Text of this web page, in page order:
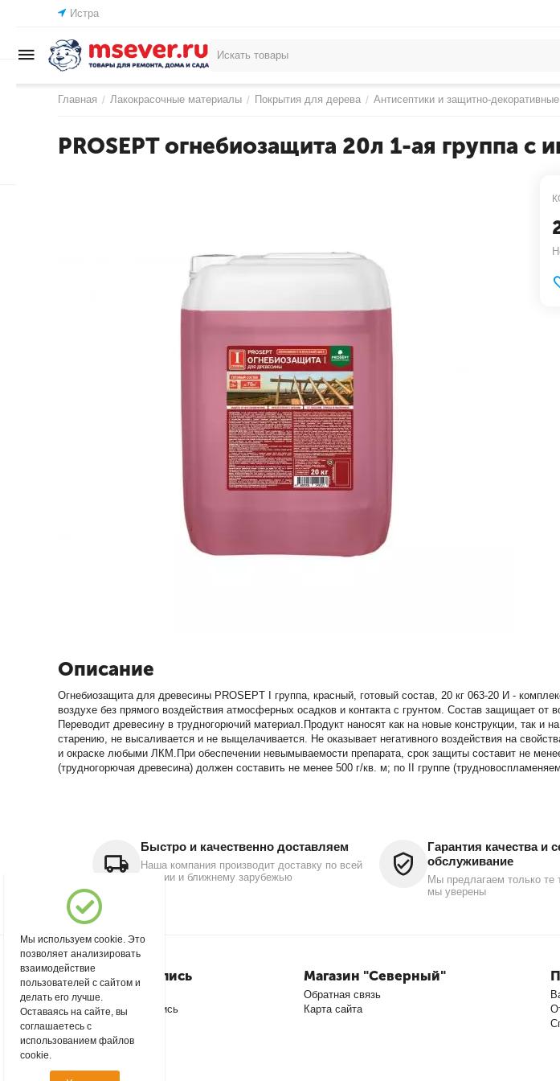
Истра
Главная / Лакокрасочные материалы / Покрытия для дерева / Антисептики и защитно-
PROSEPT огнебиозащита 20л 1-ая группа с
Описание
Огнебиозащита для древесины PROSEPT I группа, красный, готовый состав, 20 кг 063-20 И -
воздухе без прямого воздействия атмосферных осадков и контакта с грунтом. Состав защищает от
Переводит древесину в трудногорючий материал.Продукт наносят как на новые конструкции, так и
старению, не высаливается и не выщелачивается. Не оказывает негативного воздействия на
и окраске любыми ЛКМ.При обеспечении невымываемости препарата, срок защиты составит не
(трудногорючая древесина) должен составить не менее 500 г/кв. м; по II группе
Быстро и качественно доставляем
Наша компания производит доставку по всей
России и ближнему зарубежью
Гарантия качества и
обслуживание
Мы предлагаем только те
мы уверены
Моя учетная запись
Войти
Создать учетную запись
Магазин "Северный"
Обратная связь
Карта сайта
Мы используем cookie. Это
позволяет анализировать
взаимодействие
пользователей с сайтом и
делать его лучше.
Оставаясь на сайте, вы
соглашаетесь с
использованием файлов
cookie.